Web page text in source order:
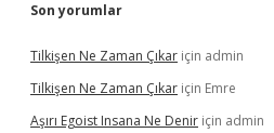
Son yorumlar
Tilkişen Ne Zaman Çıkar için admin
Tilkişen Ne Zaman Çıkar için Emre
Aşırı Egoist Insana Ne Denir için admin